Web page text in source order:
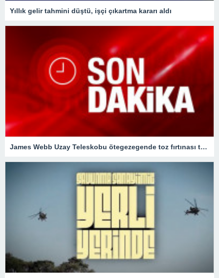
Yıllık gelir tahmini düştü, işçi çıkartma kararı aldı
James Webb Uzay Teleskobu ötegezegende toz fırtınası tespit etti